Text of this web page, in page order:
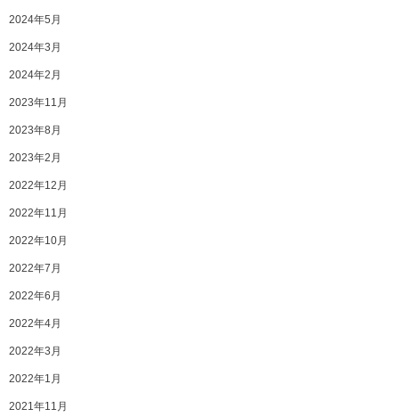
2024年5月
2024年3月
2024年2月
2023年11月
2023年8月
2023年2月
2022年12月
2022年11月
2022年10月
2022年7月
2022年6月
2022年4月
2022年3月
2022年1月
2021年11月